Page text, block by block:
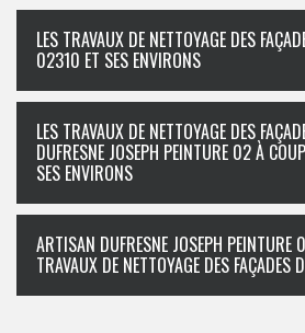
LES TRAVAUX DE NETTOYAGE DES
02310 ET SES ENVIRONS
LES TRAVAUX DE NETTOYAGE DES
DUFRESNE JOSEPH PEINTURE 02 À
SES ENVIRONS
ARTISAN DUFRESNE JOSEPH PEINTURE
TRAVAUX DE NETTOYAGE DES FAÇADES